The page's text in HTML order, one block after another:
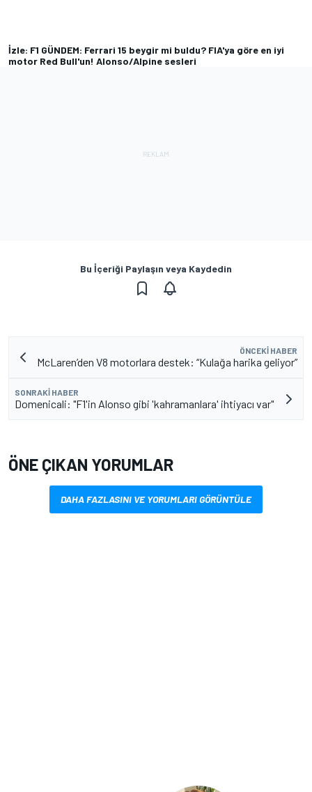
İzle: F1 GÜNDEM: Ferrari 15 beygir mi buldu? FIA'ya göre en iyi
motor Red Bull'un! Alonso/Alpine sesleri
Bu İçeriği Paylaşın veya Kaydedin
ÖNCEKI HABER
McLaren’den V8 motorlara destek: “Kulağa harika geliyor”
SONRAKI HABER
Domenicali: "F1'in Alonso gibi 'kahramanlara' ihtiyacı var"
ÖNE ÇIKAN YORUMLAR
DAHA FAZLASINI VE YORUMLARI GÖRÜNTÜLE